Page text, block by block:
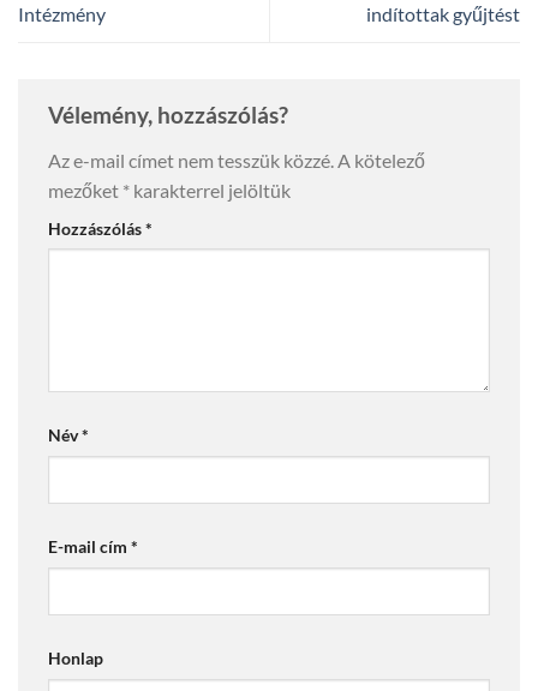
Intézmény
indítottak gyűjtést
Vélemény, hozzászólás?
Az e-mail címet nem tesszük közzé. A kötelező
mezőket * karakterrel jelöltük
Hozzászólás*
Név*
E-mail cím *
Honlap